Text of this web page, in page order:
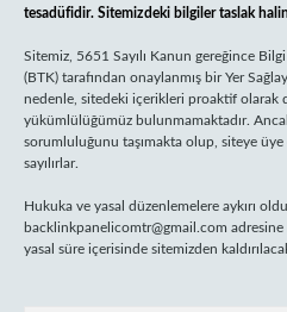
tesadüfidir. Sitemizdeki bilgiler taslak
Sitemiz, 5651 Sayılı Kanun gereğince
(BTK) tarafından onaylanmış bir Yer
nedenle, sitedeki içerikleri proaktif olarak
yükümlülüğümüz bulunmamaktadır.
sorumluluğunu taşımakta olup, siteye
sayılırlar.
Hukuka ve yasal düzenlemelere aykırı
backlinkpanelicomtr@gmail.com
yasal süre içerisinde sitemizden